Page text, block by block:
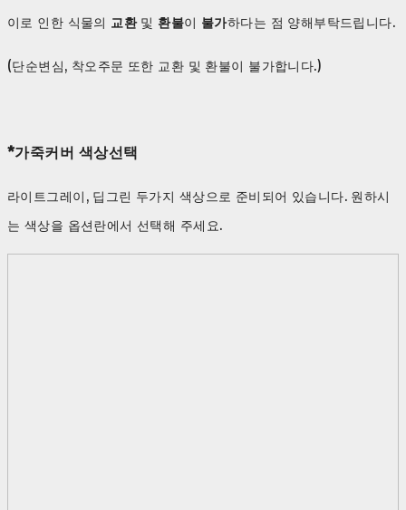
이로 인한 식물의 교환및 환불이 불가하다는 점 양해부탁드립니다.
(단순변심, 착오주문 또한 교환 및 환불이 불가합니다.)
*가죽커버 색상선택
라이트그레이, 딥그린 두가지 색상으로 준비되어 있습니다. 원하시
는 색상을 옵션란에서 선택해 주세요.